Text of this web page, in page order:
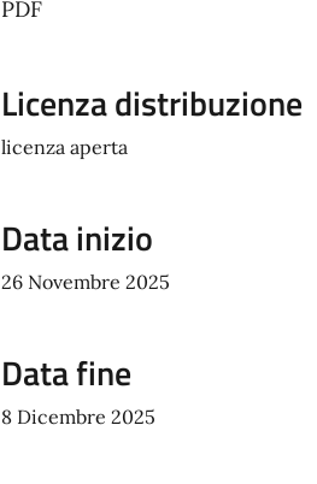
PDF
Licenza distribuzione
licenza aperta
Data inizio
26 Novembre 2025
Data fine
8 Dicembre 2025